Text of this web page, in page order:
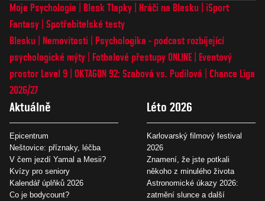
Moje Psychologie Blesk Tlapky Hráči na Blesku
iSport
Fantasy Spotřebitelské testy
Blesku
Nemovitosti
Psychologika - podcast rozbíjející
psychologické mýty
Fotbalové přestupy ONLINE
Eventový
prostor Level 9 OKTAGON 92: Szabová vs. Pudilová
Chance Liga
2026/27
Aktuálně
Epicentrum
Neštovice: příznaky, léčba
V čem jezdí Yamal a Mesii?
Kvízy pro seniory
Kalendář úplňků 2026
Co je bodycount?
Léto 2026
Karlovarský filmový festival
2026
Znamení, že jste potkali
někoho z minulého života
Astronomické úkazy 2026:
zatmění slunce a další